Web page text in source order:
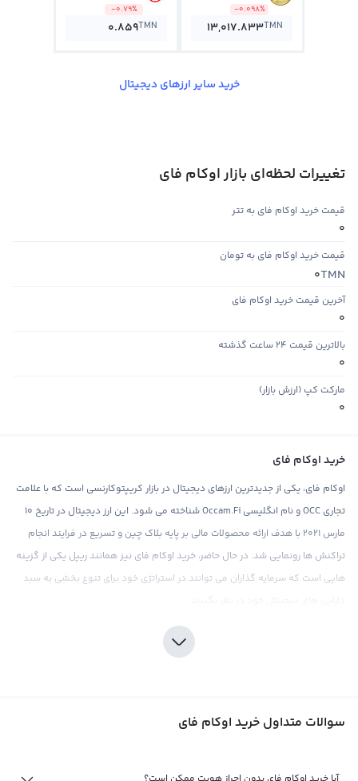
-0.098%
13,017.833TMN
-0.79%
0.859TMN
خرید سایر ارزهای دیجیتال
تغییرات لحظه‌ای بازار اوکام فای
قیمت خرید اوکام فای به تتر
0
قیمت خرید اوکام فای به تومان
TMN
0
آخرین قیمت خرید اوکام فای
0
بالاترین قیمت ۲۴ ساعت گذشته
0
مارکت کپ (ارزش بازار)
0
خرید اوکام فای
اوکام فای، یکی از جدیدترین ارزهای دیجیتال در بازار کریپتوکارنسی است که با علامت
تجاری OCC و نام انگلیسی Occam.Fi شناخته می شود. این ارز دیجیتال در تاریخ ۱۰
مارس ۲۰۲۱ با هدف ارائه محصولات مالی بر پایه بلاک چین و تسریع در فرایند انجام
تراکنش ها رونمایی شد. در حال حاضر، خرید اوکام فای نیز همانند ریپل یکی از گزینه
هایی است که سرمایه گذاران می توانند در استراتژی خود برای تنوع بخشی به سبد
برای خرید اوکام فای، می توانید به صرافی رابکس مراجعه کنید که با ارائه قیمت های
رقابتی و کمترین کارمزد ممکن، این ارز دیجیتال را برای شما در دسترس قرار می دهد.
اطلاعات به روز بازار را بدست آورید. در این مورد، صرافی رابکس با ارائه ابزارهای تحلیلی
سوالات متداول خرید اوکام فای